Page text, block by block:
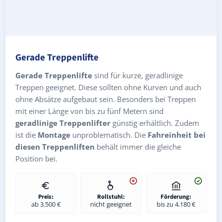
Gerade Treppenlifte
Gerade Treppenlifte sind für kurze, geradlinige
Treppen geeignet. Diese sollten ohne Kurven und auch
ohne Absätze aufgebaut sein. Besonders bei Treppen
mit einer Länge von bis zu fünf Metern sind
geradlinige Treppenlifter günstig erhältlich. Zudem
ist die Montage unproblematisch. Die Fahreinheit bei
diesen Treppenliften behält immer die gleiche
Position bei.
Preis:
ab 3.500 €
Rollstuhl:
nicht geeignet
Förderung:
bis zu 4.180 €